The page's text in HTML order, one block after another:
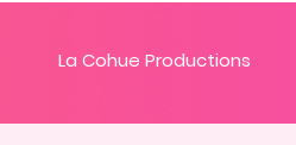
La Cohue Productions